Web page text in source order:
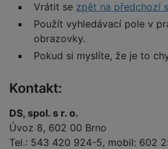
Vrátit se zpět na předchozí
Použít vyhledávací pole v
obrazovky.
Pokud si myslíte, že je to
Kontakt:
DS, spol. s r. o.
Úvoz 8, 602 00 Brno
Tel.: 543 420 924-5, mobil: 602